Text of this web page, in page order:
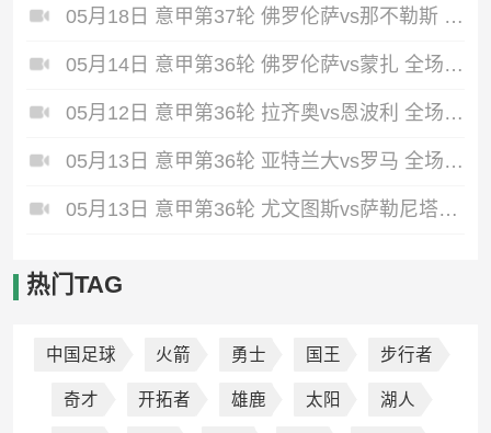
05月18日 意甲第37轮 佛罗伦萨vs那不勒斯 全场录像回放
05月14日 意甲第36轮 佛罗伦萨vs蒙扎 全场录像回放
05月12日 意甲第36轮 拉齐奥vs恩波利 全场录像回放
05月13日 意甲第36轮 亚特兰大vs罗马 全场录像回放
05月13日 意甲第36轮 尤文图斯vs萨勒尼塔纳 全场录像回放
热门TAG
中国足球 火箭 勇士 国王 步行者
奇才 开拓者 雄鹿 太阳 湖人